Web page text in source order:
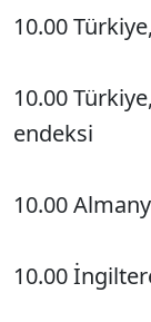
10.00
10.00
endeksi
10.00
10.00